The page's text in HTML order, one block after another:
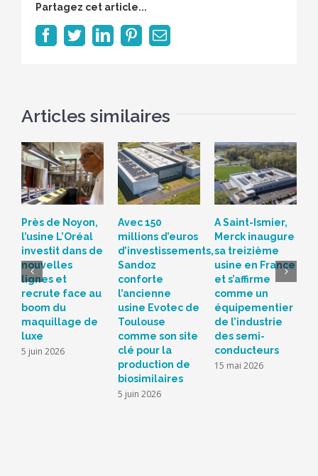
Partagez cet article...
Facebook
TwitterLinkedInPinterest
Email
Articles similaires
Près de Noyon,
l’usine L’Oréal
investit dans de
nouvelles
lignes et
recrute face au
boom du
maquillage de
luxe
5 juin 2026
Avec 150
millions d’euros
d’investissements,
Sandoz
conforte
l’ancienne
usine Evotec de
Toulouse
comme son site
clé pour la
production de
biosimilaires
5 juin 2026
A Saint-Ismier,
Merck inaugure
sa treizième
usine en France
et s’affirme
comme un
équipementier
de l’industrie
des semi-
conducteurs
15 mai 2026